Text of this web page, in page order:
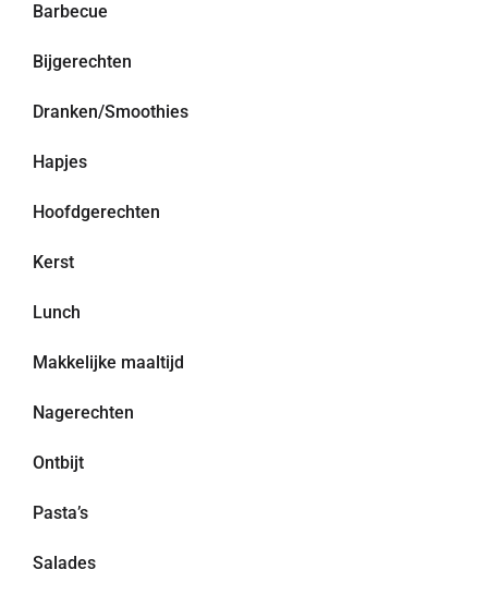
Barbecue
Bijgerechten
Dranken/Smoothies
Hapjes
Hoofdgerechten
Kerst
Lunch
Makkelijke maaltijd
Nagerechten
Ontbijt
Pasta’s
Salades